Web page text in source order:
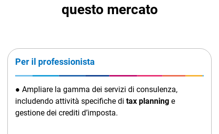
questo mercato
Per il professionista
● Ampliare la gamma dei servizi di consulenza,
includendo attività specifiche di tax planning e
gestione dei crediti d’imposta.